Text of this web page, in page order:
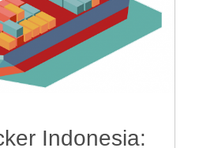
Indonesia: